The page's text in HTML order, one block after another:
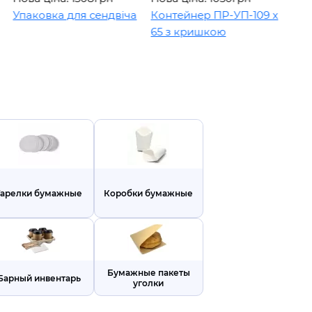
для сендвіча
Контейнер ПР-УП-109 х
65 з кришкою
Контейнер
бумажные Коробки бумажные
инвентарь
Бумажные пакеты
уголки